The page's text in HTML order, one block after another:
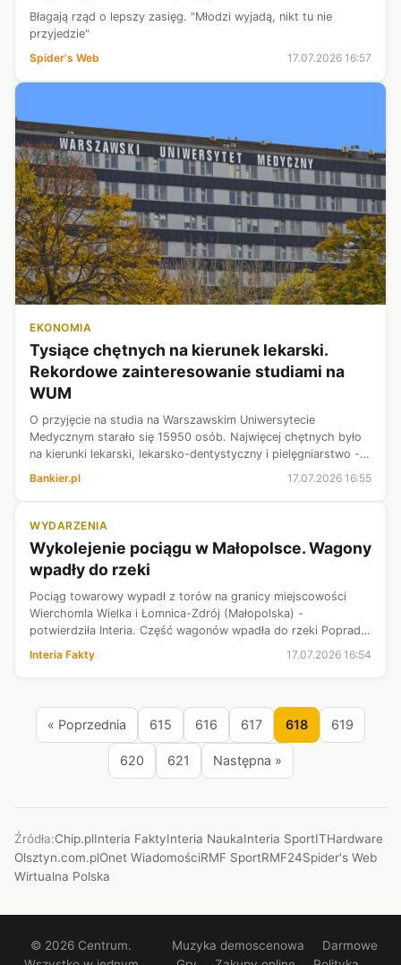
Błagają rząd o lepszy zasięg. "Młodzi wyjadą, nikt tu nie
przyjedzie"
Spider's Web
17.07.2026 16:57
EKONOMIA
Tysiące chętnych na kierunek lekarski.
Rekordowe zainteresowanie studiami na
WUM
O przyjęcie na studia na Warszawskim Uniwersytecie
Medycznym starało się 15950 osób. Najwięcej chętnych było
na kierunki lekarski, lekarsko-dentystyczny i pielęgniarstwo -
Bankier.pl 17.07.2026 16:55
WYDARZENIA
Wykolejenie pociągu w Małopolsce. Wagony
wpadły do rzeki
Pociąg towarowy wypadł z torów na granicy miejscowości
Wierchomla Wielka i Łomnica-Zdrój (Małopolska) -
potwierdziła Interia. Część wagonów wpadła do rzeki Poprad.
Interia Fakty 17.07.2026 16:54
« Poprzednia 615 616 617 618 619
620 621 Następna »
Źródła:Chip.plInteria FaktyInteria NaukaInteria SportITHardware
Olsztyn.com.plOnet WiadomościRMF SportRMF24Spider's Web
Wirtualna Polska
© 2026 Centrum.
Muzyka demoscenowa
Darmowe